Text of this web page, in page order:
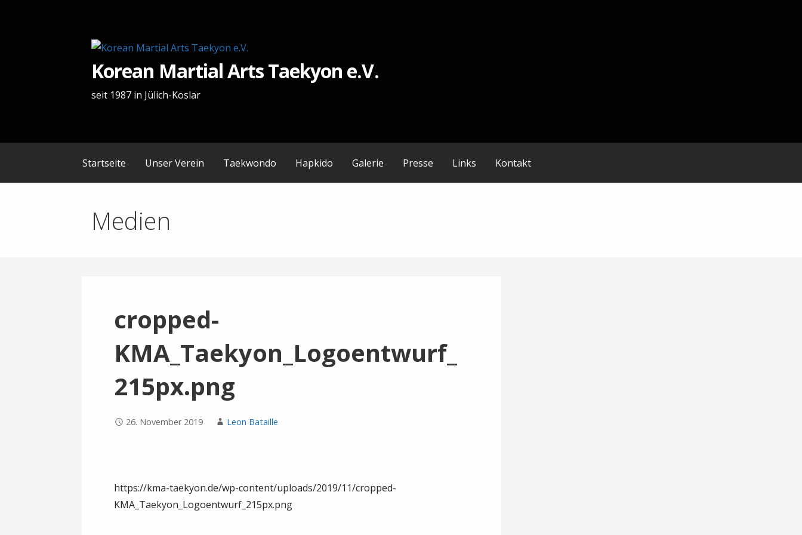
Korean Martial Arts Taekyon e.V.
seit 1987 in Jülich-Koslar
Startseite Unser Verein Taekwondo Hapkido Galerie Presse Links Kontakt
Medien
cropped-
KMA_Taekyon_Logoentwurf_
215px.png
26. November 2019 Leon Bataille
https://kma-taekyon.de/wp-content/uploads/2019/11/cropped-
KMA_Taekyon_Logoentwurf_215px.png